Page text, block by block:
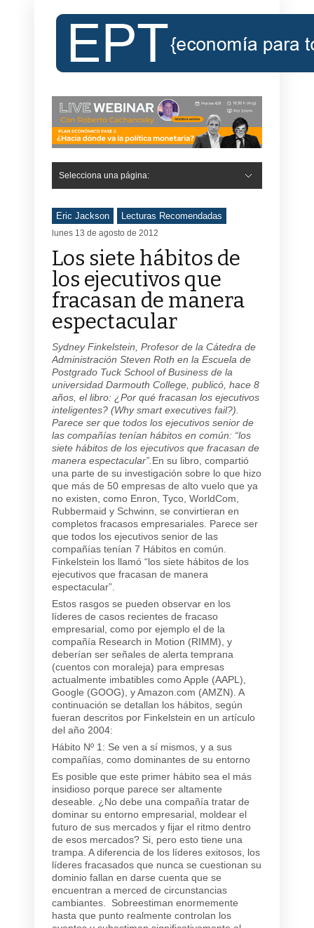
Selecciona una página:
Eric Jackson Lecturas Recomendadas
lunes 13 de agosto de 2012
Los siete hábitos de
los ejecutivos que
fracasan de manera
espectacular
Sydney Finkelstein, Profesor de la Cátedra de
Administración Steven Roth en la Escuela de
Postgrado Tuck School of Business de la
universidad Darmouth College, publicó, hace 8
años, el libro: ¿Por qué fracasan los ejecutivos
inteligentes? (Why smart executives fail?).
Parece ser que todos los ejecutivos senior de
las compañías tenían hábitos en común: “los
siete hábitos de los ejecutivos que fracasan de
manera espectacular”. En su libro, compartió
una parte de su investigación sobre lo que hizo
que más de 50 empresas de alto vuelo que ya
no existen, como Enron, Tyco, WorldCom,
Rubbermaid y Schwinn, se convirtieran en
completos fracasos empresariales. Parece ser
que todos los ejecutivos senior de las
compañías tenían 7 Hábitos en común.
Finkelstein los llamó “los siete hábitos de los
ejecutivos que fracasan de manera
espectacular”.
Estos rasgos se pueden observar en los
líderes de casos recientes de fracaso
empresarial, como por ejemplo el de la
compañía Research in Motion (RIMM), y
deberían ser señales de alerta temprana
(cuentos con moraleja) para empresas
actualmente imbatibles como Apple (AAPL),
Google (GOOG), y Amazon.com (AMZN). A
continuación se detallan los hábitos, según
fueran descritos por Finkelstein en un artículo
del año 2004:
Hábito Nº 1: Se ven a sí mismos, y a sus
compañías, como dominantes de su entorno
Es posible que este primer hábito sea el más
insidioso porque parece ser altamente
deseable. ¿No debe una compañía tratar de
dominar su entorno empresarial, moldear el
futuro de sus mercados y fijar el ritmo dentro
de esos mercados? Si, pero esto tiene una
trampa. A diferencia de los líderes exitosos, los
líderes fracasados que nunca se cuestionan su
dominio fallan en darse cuenta que se
encuentran a merced de circunstancias
cambiantes. Sobreestiman enormemente
hasta que punto realmente controlan los